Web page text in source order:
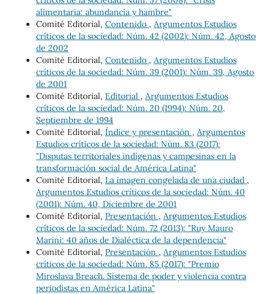
alimentaria: abundancia y hambre"
Comité Editorial, Contenido , Argumentos Estudios
críticos de la sociedad: Núm. 42 (2002): Núm. 42, Agosto
de 2002
Comité Editorial, Contenido , Argumentos Estudios
críticos de la sociedad: Núm. 39 (2001): Núm. 39, Agosto
de 2001
Comité Editorial, Editorial , Argumentos Estudios
críticos de la sociedad: Núm. 20 (1994): Núm. 20,
Septiembre de 1994
Comité Editorial, Índice y presentación , Argumentos
Estudios críticos de la sociedad: Núm. 83 (2017):
"Disputas territoriales indígenas y campesinas en la
transformación social de América Latina"
Comité Editorial, La imagen congelada de una ciudad ,
Argumentos Estudios críticos de la sociedad: Núm. 40
(2001): Núm. 40, Diciembre de 2001
Comité Editorial, Presentación , Argumentos Estudios
críticos de la sociedad: Núm. 72 (2013): "Ruy Mauro
Marini: 40 años de Dialéctica de la dependencia"
Comité Editorial, Presentación , Argumentos Estudios
críticos de la sociedad: Núm. 85 (2017): "Premio
Miroslava Breach. Sistema de poder y violencia contra
periodistas en América Latina"